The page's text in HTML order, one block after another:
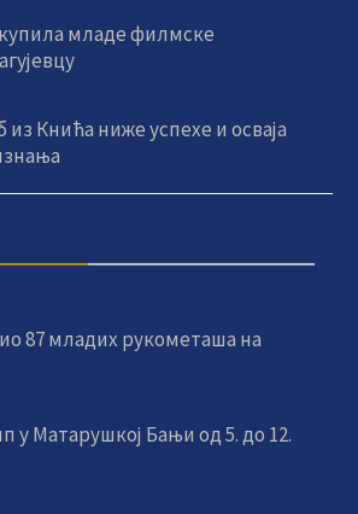
младе филмске
Кнића ниже успехе и осваја
87 младих рукометаша на
у Матарушкој Бањи од 5. до 12.